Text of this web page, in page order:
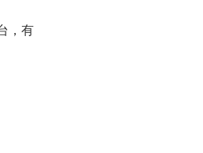
，有